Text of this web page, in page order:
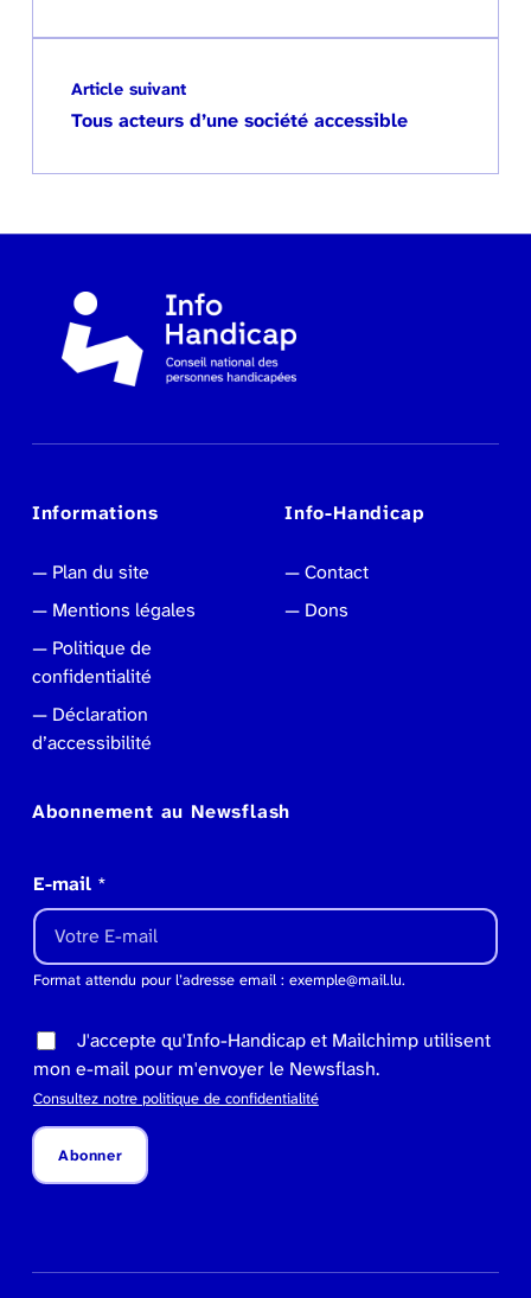
Article suivant
Tous acteurs d’une société accessible
Informations
Plan du site
Mentions légales
Politique de
confidentialité
Déclaration
d’accessibilité
Info-Handicap
Contact
Dons
Abonnement au Newsflash
E-mail *
Format attendu pour l’adresse email : exemple@mail.lu.
J'accepte qu'Info-Handicap et Mailchimp utilisent
mon e-mail pour m'envoyer le Newsflash.
Consultez notre politique de confidentialité
Abonner